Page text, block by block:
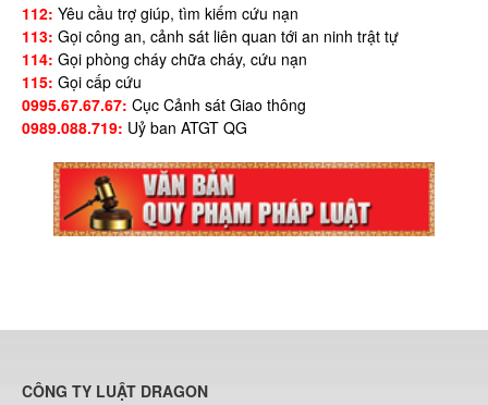
112: Yêu cầu trợ giúp, tìm kiếm cứu nạn
113: Gọi công an, cảnh sát liên quan tới an ninh trật tự
114: Gọi phòng cháy chữa cháy, cứu nạn
115: Gọi cấp cứu
0995.67.67.67: Cục Cảnh sát Giao thông
0989.088.719: Uỷ ban ATGT QG
CÔNG TY LUẬT DRAGON